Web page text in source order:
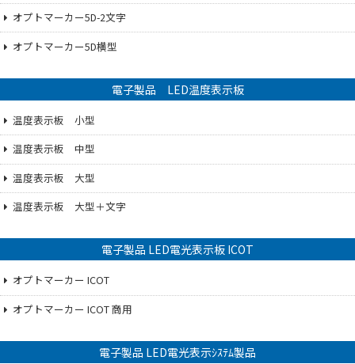
オプトマーカー5D-2文字
オプトマーカー5D横型
電子製品 LED温度表示板
温度表示板 小型
温度表示板 中型
温度表示板 大型
温度表示板 大型＋文字
電子製品 LED電光表示板 ICOT
オプトマーカー ICOT
オプトマーカー ICOT 商用
電子製品 LED電光表示ｼｽﾃﾑ製品